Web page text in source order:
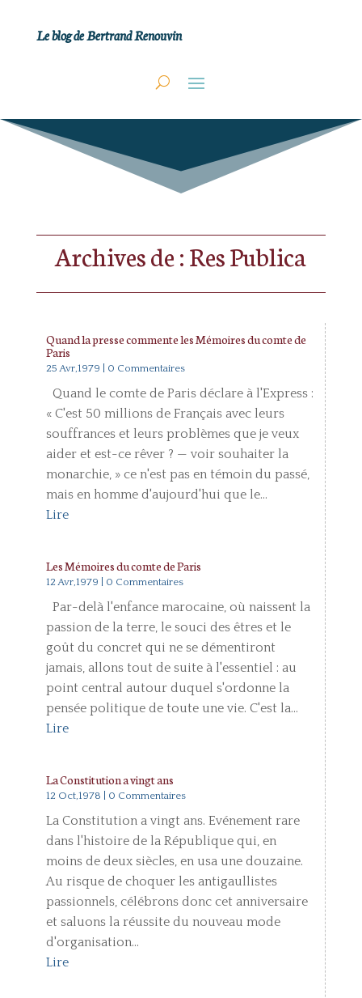
Le blog de Bertrand Renouvin
Archives de : Res Publica
Quand la presse commente les Mémoires du comte de
Paris
25 Avr,1979 | 0 Commentaires
Quand le comte de Paris déclare à l'Express :
« C'est 50 millions de Français avec leurs
souffrances et leurs problèmes que je veux
aider et est-ce rêver ? — voir souhaiter la
monarchie, » ce n'est pas en témoin du passé,
mais en homme d'aujourd'hui que le...
Lire
Les Mémoires du comte de Paris
12 Avr,1979 | 0 Commentaires
Par-delà l'enfance marocaine, où naissent la
passion de la terre, le souci des êtres et le
goût du concret qui ne se démentiront
jamais, allons tout de suite à l'essentiel : au
point central autour duquel s'ordonne la
pensée politique de toute une vie. C'est la...
Lire
La Constitution a vingt ans
12 Oct,1978 | 0 Commentaires
La Constitution a vingt ans. Evénement rare
dans l'histoire de la République qui, en
moins de deux siècles, en usa une douzaine.
Au risque de choquer les antigaullistes
passionnels, célébrons donc cet anniversaire
et saluons la réussite du nouveau mode
d'organisation...
Lire